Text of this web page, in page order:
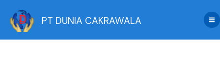
content
PT DUNIA CAKRAWALA